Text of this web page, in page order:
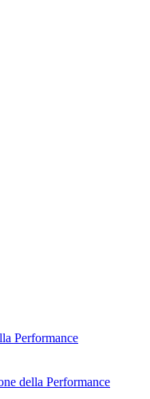
Performance
della Performance